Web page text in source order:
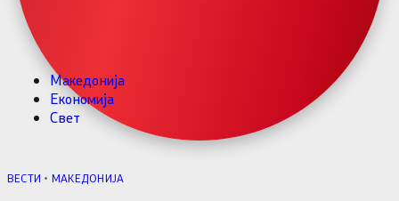
Македонија
Економија
Свет
ВЕСТИ • МАКЕДОНИЈА